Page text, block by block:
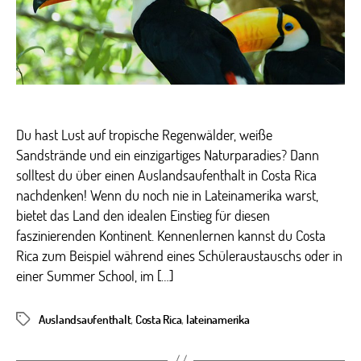
Costa
Rica
Du hast Lust auf tropische Regenwälder, weiße
Sandstrände und ein einzigartiges Naturparadies? Dann
solltest du über einen Auslandsaufenthalt in Costa Rica
nachdenken! Wenn du noch nie in Lateinamerika warst,
bietet das Land den idealen Einstieg für diesen
faszinierenden Kontinent. Kennenlernen kannst du Costa
Rica zum Beispiel während eines Schüleraustauschs oder in
einer Summer School, im […]
Schlagwörter
Auslandsaufenthalt, Costa Rica, lateinamerika